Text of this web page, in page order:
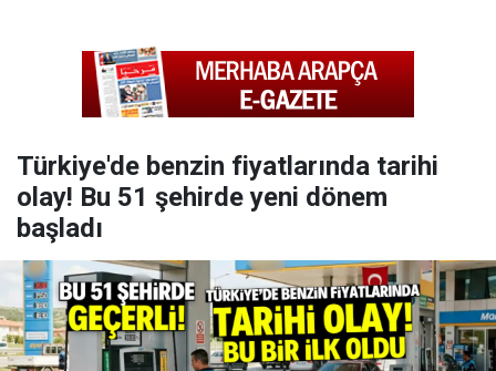
Türkiye'de benzin fiyatlarında tarihi
olay! Bu 51 şehirde yeni dönem
başladı